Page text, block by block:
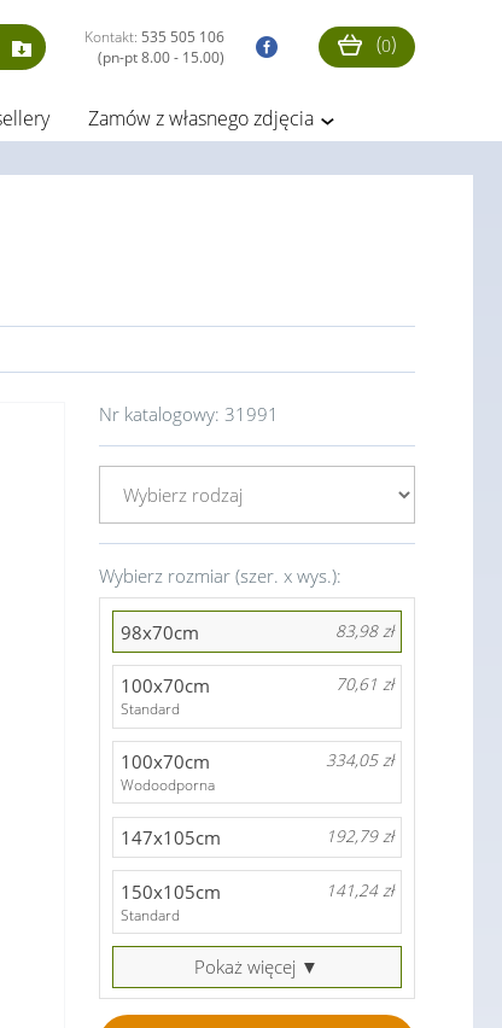
Kontakt: 535 505 106
(pn-pt 8.00 - 15.00)
(0)
Zamów z własnego zdjęcia
Nr katalogowy: 31991
Wybierz rozmiar (szer. x wys.):
98x70cm 83,98 zł
100x70cm 70,61 zł
Standard
100x70cm 334,05 zł
Wodoodporna
147x105cm 192,79 zł
150x105cm 141,24 zł
Standard
Pokaż więcej ▼